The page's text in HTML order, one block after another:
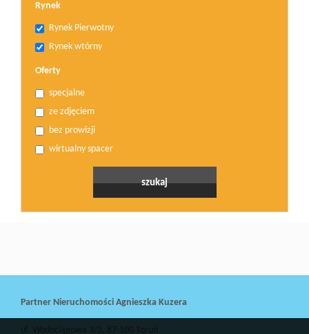
Rynek
Rynek Pierwotny
Rynek wtórny
Oferty
specjalne
ze zdjęciem
bez prowizji
wirtualny spacer
Partner Nieruchomości Agnieszka Kuzera
ul. Wodociągowa 3/3, 87-100 Toruń